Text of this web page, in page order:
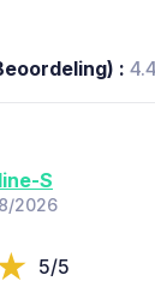
:
S
2026
5/5